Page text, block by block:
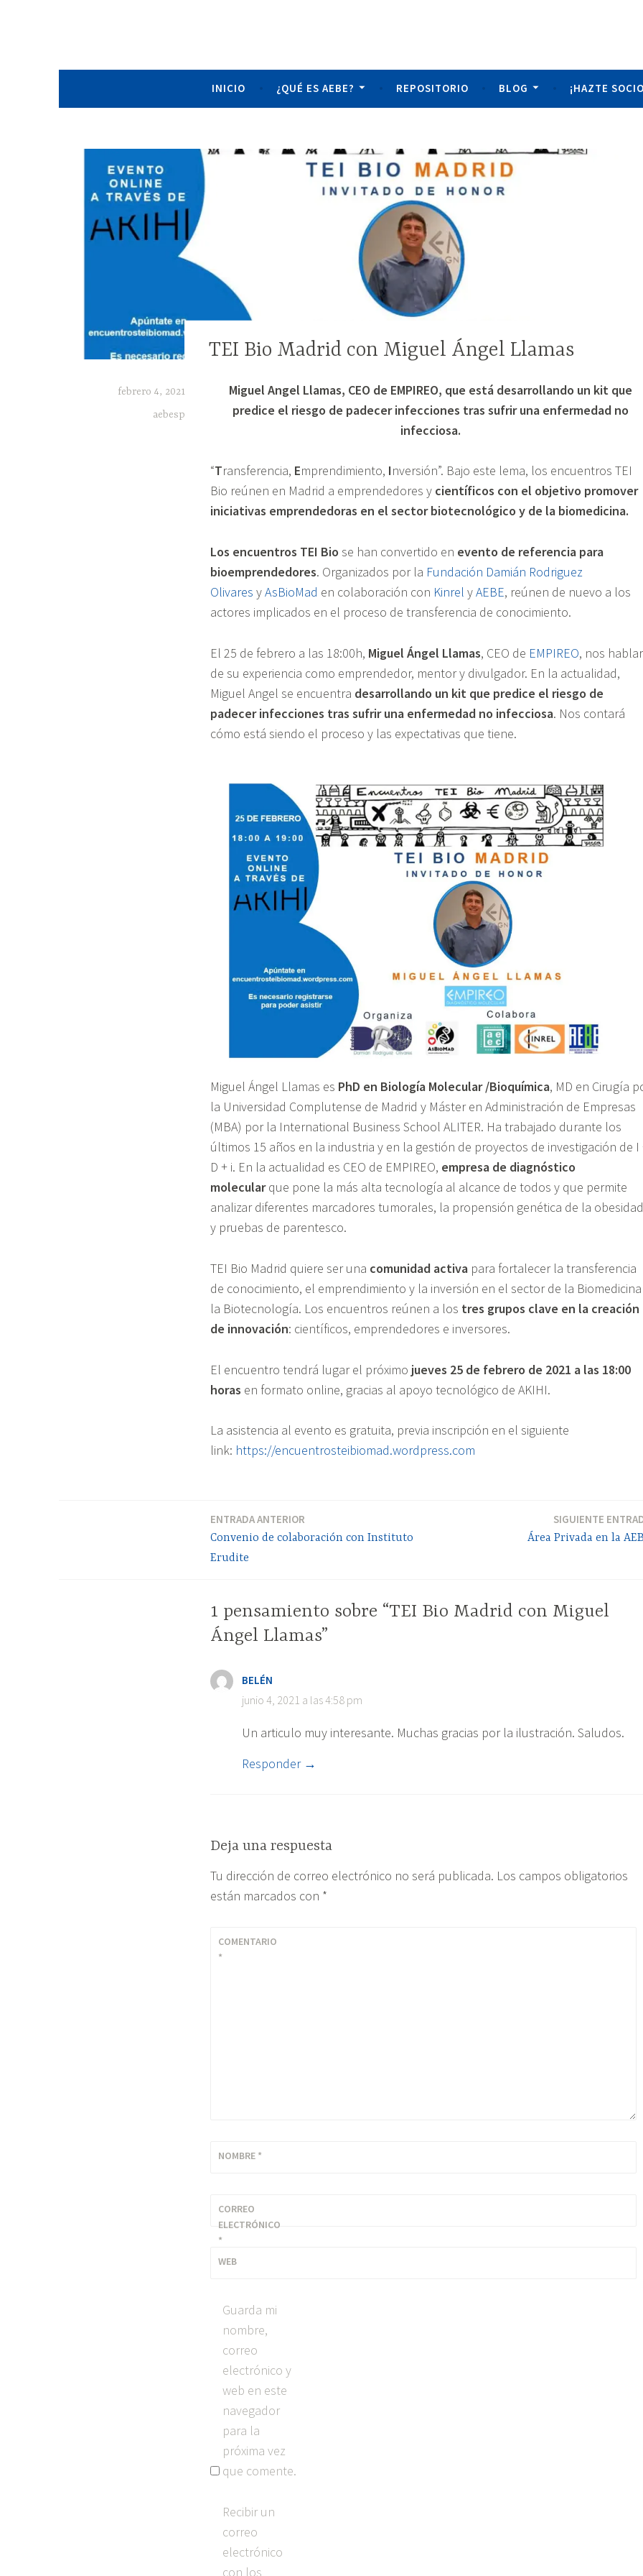
INICIO ¿QUÉ ES AEBE? REPOSITORIO BLOG ¡HAZTE
NOTICIAS
TEI Bio Madrid con Miguel Ángel Llamas
febrero 4, 2021
aebesp
"TEI
Miguel
Ángel
Llamas"
Miguel Angel Llamas, CEO de EMPIREO, que está desarrollando un kit que
predice el riesgo de padecer infecciones tras sufrir una enfermedad no
infecciosa.
“Transferencia, Emprendimiento, Inversión”. Bajo este lema, los encuentros TEI
Bio reúnen en Madrid a emprendedores y científicos con el objetivo promover
iniciativas emprendedoras en el sector biotecnológico y de la biomedicina.
Los encuentros TEI Bio se han convertido en evento de referencia para
bioemprendedores. Organizados por la Fundación Damián Rodriguez
Olivares yAsBioMad en colaboración con Kinrel yAEBE, reúnen de nuevo a los
actores implicados en el proceso de transferencia de conocimiento.
El 25 de febrero a las 18:00h, Miguel Ángel Llamas, CEO de EMPIREO, nos
de su experiencia como emprendedor, mentor y divulgador. En la actualidad,
Miguel Angel se encuentra desarrollando un kit que predice el riesgo de
padecer infecciones tras sufrir una enfermedad no infecciosa. Nos contará
cómo está siendo el proceso y las expectativas que tiene.
Miguel Ángel Llamas es PhD en Biología Molecular /Bioquímica, MD en Cirugía
la Universidad Complutense de Madrid y Máster en Administración de Empresas
(MBA) por la International Business School ALITER. Ha trabajado durante los
últimos 15 años en la industria y en la gestión de proyectos de investigación de I
D + i. En la actualidad es CEO de EMPIREO, empresa de diagnóstico
molecularque pone la más alta tecnología al alcance de todos y que permite
analizar diferentes marcadores tumorales, la propensión genética de la obesidad
y pruebas de parentesco.
TEI Bio Madrid quiere ser una comunidad activa para fortalecer la transferencia
de conocimiento, el emprendimiento y la inversión en el sector de la
la Biotecnología. Los encuentros reúnen a los tres grupos clave en la creación
de innovación: científicos, emprendedores e inversores.
El encuentro tendrá lugar el próximo jueves 25 de febrero de 2021 a las 18:00
horas en formato online, gracias al apoyo tecnológico de AKIHI.
La asistencia al evento es gratuita, previa inscripción en el siguiente
link: https://encuentrosteibiomad.wordpress.com
ENTRADA ANTERIOR
Convenio de colaboración con Instituto
Erudite
SIGUIENTE
Área Privada en la
1 pensamiento sobre “TEI Bio Madrid con Miguel
Ángel Llamas”
BELÉN
junio 4, 2021 a las 4:58 pm
Un articulo muy interesante. Muchas gracias por la ilustración. Saludos.
Responder
Deja una respuesta
Tu dirección de correo electrónico no será publicada. Los campos obligatorios
están marcados con *
COMENTARIO
*
NOMBRE *
CORREO
ELECTRÓNICO
*
WEB
Guarda mi
nombre,
correo
electrónico y
web en este
navegador
para la
próxima vez
que comente.
Recibir un
correo
electrónico
con los